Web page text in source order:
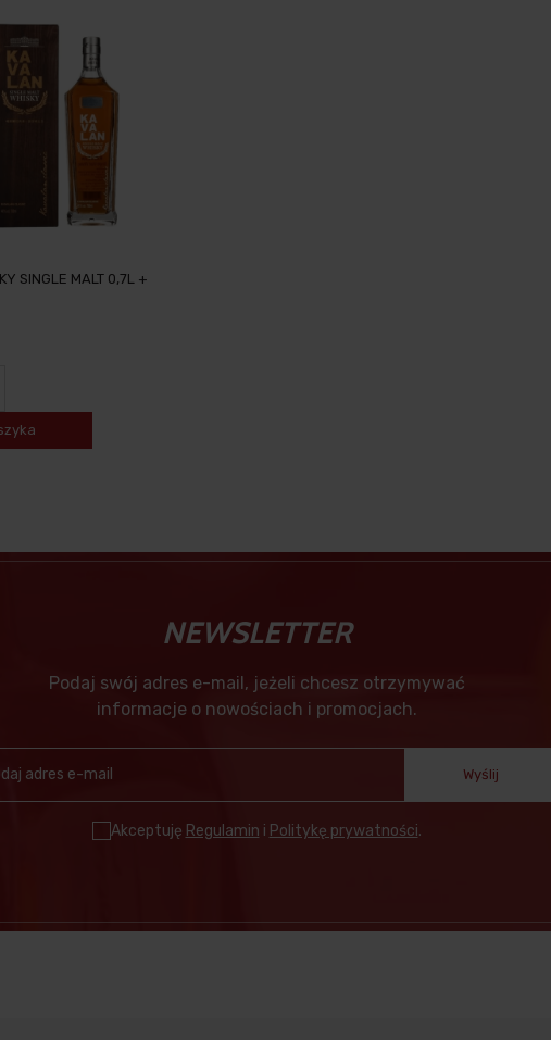
SINGLE MALT 0,7L +
NEWSLETTER
Podaj swój adres e-mail, jeżeli chcesz otrzymywać
informacje o nowościach i promocjach.
Wyślij
Akceptuję Regulamin i Politykę prywatności.